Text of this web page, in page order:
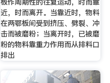
近，时而离开。当靠近时，物料
在两鄂板间受到挤压、劈裂、冲
击而被磨粉；当离开时，已被磨
粉的物料靠重力作用而从排料口
排出